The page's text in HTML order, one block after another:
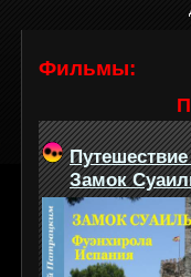
Фильмы:
Замок